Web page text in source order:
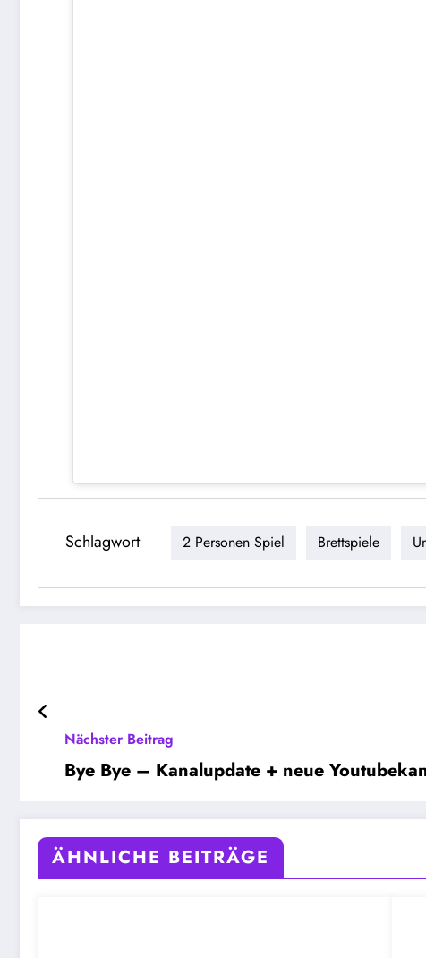
Schlagwort 2 Personen Spiel Brettspiele
Nächster Beitrag
Bye Bye – Kanalupdate + neue
ÄHNLICHE BEITRÄGE